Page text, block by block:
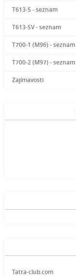
T613-S - seznam
T613-SV - seznam
T700-1 (M96) - seznam
T700-2 (M97) - seznam
Zajímavosti
Tatra-club.com